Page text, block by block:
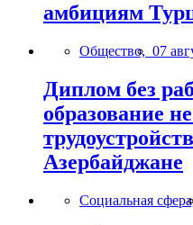
амбициям
Общество, 07
Диплом без
образование
Азербайджане
Социальная